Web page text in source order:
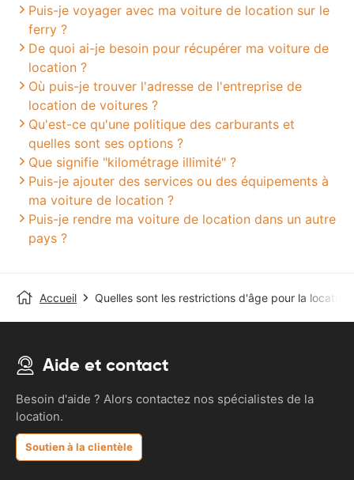
Puis-je voyager avec ma voiture de location sur le
ferry ?
De quoi ai-je besoin pour récupérer ma voiture de
location ?
Où puis-je trouver l'adresse de l'entreprise de
location de voitures ?
Qu'est-ce qu'une politique des carburants et
quelles sont ses options ?
Que signifie "kilométrage illimité" ?
Puis-je ajouter des services ou des équipements à
ma voiture de location ?
Puis-je rendre ma voiture de location dans un autre
pays ?
Accueil Quelles sont les restrictions d'âge pour la
Aide et contact
Besoin d'aide ? Alors contactez nos spécialistes de la
location.
Soutien à la clientèle